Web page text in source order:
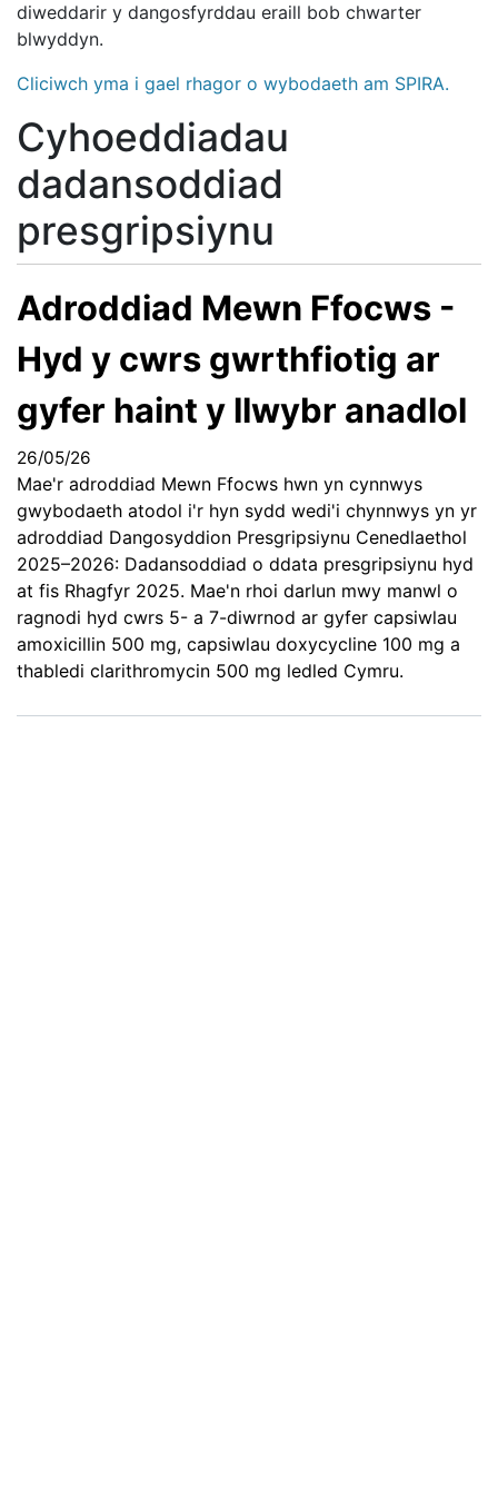
diweddarir y dangosfyrddau eraill bob chwarter
blwyddyn.
Cliciwch yma i gael rhagor o wybodaeth am SPIRA.
Cyhoeddiadau
dadansoddiad
presgripsiynu
Adroddiad Mewn Ffocws -
Hyd y cwrs gwrthfiotig ar
gyfer haint y llwybr anadlol
26/05/26
Mae'r adroddiad Mewn Ffocws hwn yn cynnwys
gwybodaeth atodol i'r hyn sydd wedi'i chynnwys yn yr
adroddiad Dangosyddion Presgripsiynu Cenedlaethol
2025–2026: Dadansoddiad o ddata presgripsiynu hyd
at fis Rhagfyr 2025. Mae'n rhoi darlun mwy manwl o
ragnodi hyd cwrs 5- a 7-diwrnod ar gyfer capsiwlau
amoxicillin 500 mg, capsiwlau doxycycline 100 mg a
thabledi clarithromycin 500 mg ledled Cymru.